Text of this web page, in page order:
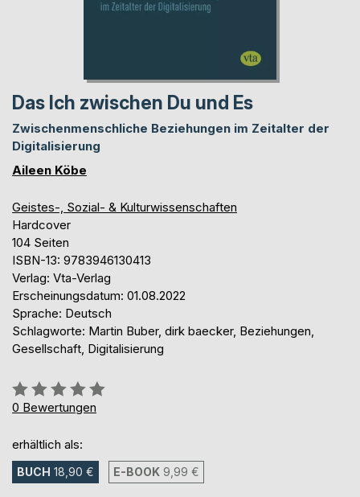
Das Ich zwischen Du und Es
Zwischenmenschliche Beziehungen im Zeitalter der
Digitalisierung
Aileen Köbe
Geistes-, Sozial- & Kulturwissenschaften
Hardcover
104 Seiten
ISBN-13: 9783946130413
Verlag: Vta-Verlag
Erscheinungsdatum: 01.08.2022
Sprache: Deutsch
Schlagworte: Martin Buber, dirk baecker, Beziehungen,
Gesellschaft, Digitalisierung
Bewertung::
0%
0 Bewertungen
erhältlich als:
BUCH 18,90 € E-BOOK 9,99 €